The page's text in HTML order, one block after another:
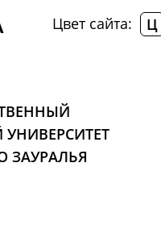
Цвет сайта: Ц
ЗАУРАЛЬЯ